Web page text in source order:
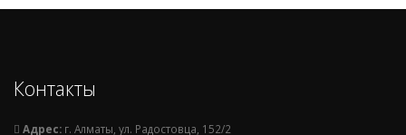
Контакты
Адрес: г. Алматы, ул. Радостовца, 152/2